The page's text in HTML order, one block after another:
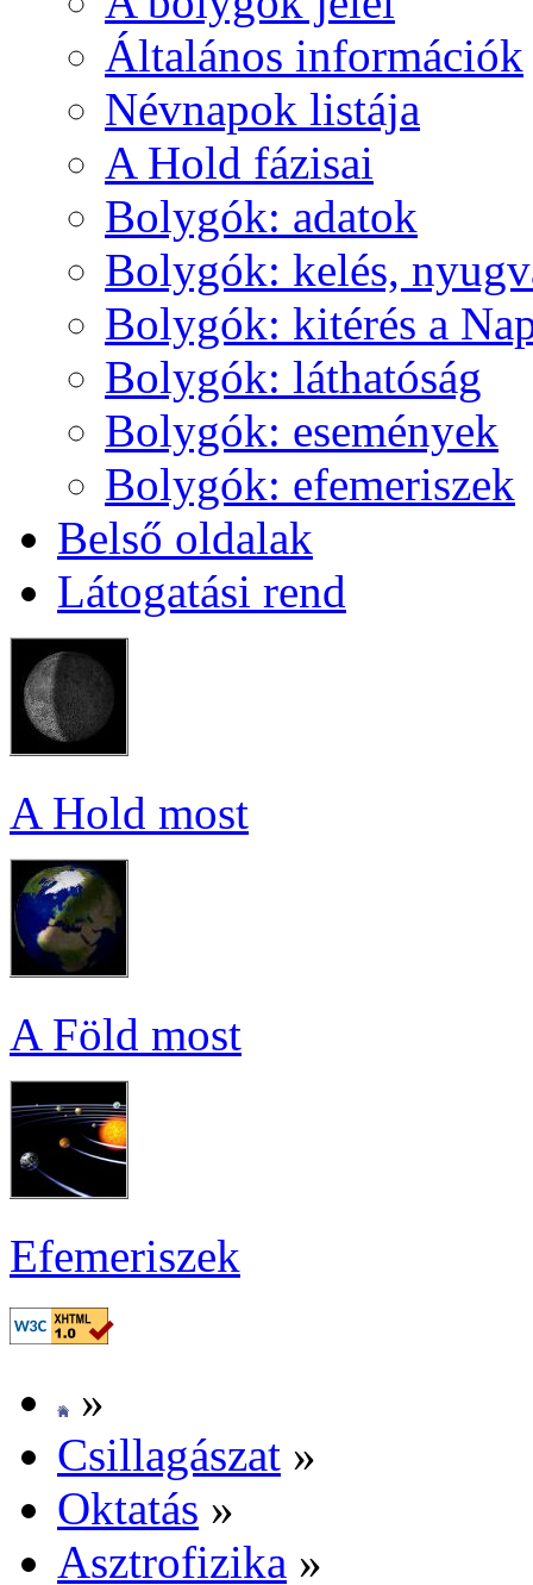
Ál­ta­lá­nos in­for­má­ci­ók
Név­na­pok lis­tá­ja
A Hold fá­zi­sai
Boly­gók: ada­tok
Boly­gók: ke­lés,
Boly­gók: ki­té­rés a
Boly­gók: lát­ha­tó­ság
Boly­gók: ese­mé­nyek
Boly­gók: efe­me­ri­szek
Bel­ső ol­da­lak
Lá­to­ga­tá­si rend
A Hold most
A Föld most
Efe­me­ri­szek
»
Csil­la­gá­szat »
Ok­ta­tás »
Aszt­ro­fi­zi­ka »